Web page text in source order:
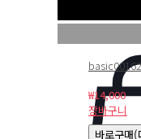
basic00162
₩14,000
장바구니
바로구매